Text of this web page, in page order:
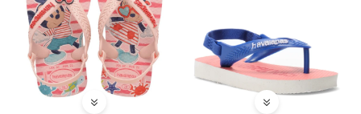
Accesorios
Marcas
Novedades